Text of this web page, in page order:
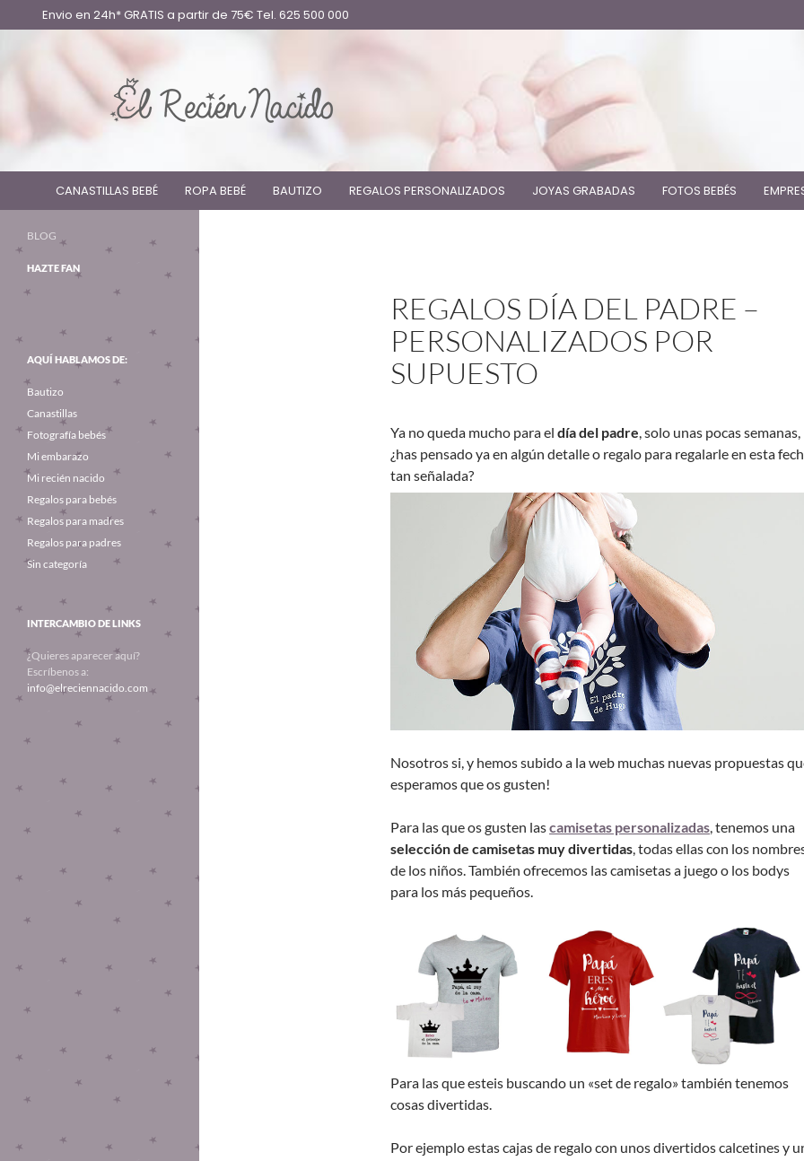
Envio en 24h* GRATIS a partir de 75€ Tel. 625 500 000
CANASTILLAS BEBÉ ROPA BEBÉ BAUTIZO REGALOS PERSONALIZADOS JOYAS GRABADAS FOTOS BEBÉS
REGALOS DÍA DEL PADRE –
PERSONALIZADOS POR
SUPUESTO
Ya no queda mucho para el día del padre, solo unas pocas semanas,
¿has pensado ya en algún detalle o regalo para regalarle en esta
tan señalada?
Nosotros si, y hemos subido a la web muchas nuevas propuestas
esperamos que os gusten!
Para las que os gusten lascamisetas personalizadas, tenemos una
selección de camisetas muy divertidas, todas ellas con los
de los niños. También ofrecemos las camisetas a juego o los bodys
para los más pequeños.
Para las que esteis buscando un «set de regalo» también tenemos
cosas divertidas.
Por ejemplo estas cajas de regalo con unos divertidos calcetines y
BLOG
HAZTE FAN
AQUÍ HABLAMOS DE:
Bautizo
Canastillas
Fotografía bebés
Mi embarazo
Mi recién nacido
Regalos para bebés
Regalos para madres
Regalos para padres
Sin categoría
INTERCAMBIO DE LINKS
¿Quieres aparecer aquí?
Escríbenos a:
info@elreciennacido.com